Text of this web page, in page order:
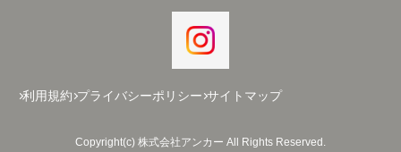
利用規約 プライバシーポリシー サイトマップ
Copyright(c) 株式会社アンカー All Rights Reserved.